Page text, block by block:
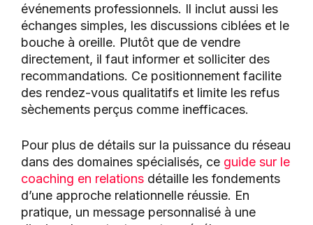
événements professionnels. Il inclut aussi les
échanges simples, les discussions ciblées et le
bouche à oreille. Plutôt que de vendre
directement, il faut informer et solliciter des
recommandations. Ce positionnement facilite
des rendez-vous qualitatifs et limite les refus
sèchements perçus comme inefficaces.
Pour plus de détails sur la puissance du réseau
dans des domaines spécialisés, ce guide sur le
coaching en relations détaille les fondements
d’une approche relationnelle réussie. En
pratique, un message personnalisé à une